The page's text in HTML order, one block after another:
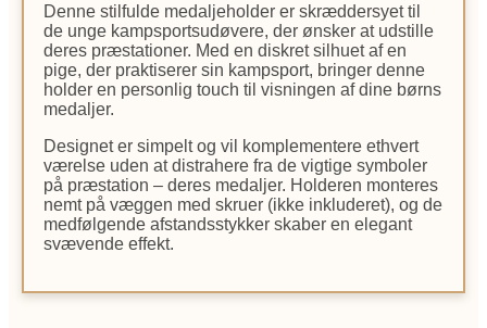
Denne stilfulde medaljeholder er skræddersyet til
de unge kampsportsudøvere, der ønsker at udstille
deres præstationer. Med en diskret silhuet af en
pige, der praktiserer sin kampsport, bringer denne
holder en personlig touch til visningen af dine børns
medaljer.
Designet er simpelt og vil komplementere ethvert
værelse uden at distrahere fra de vigtige symboler
på præstation – deres medaljer. Holderen monteres
nemt på væggen med skruer (ikke inkluderet), og de
medfølgende afstandsstykker skaber en elegant
svævende effekt.